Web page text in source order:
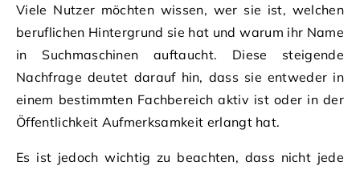
Viele Nutzer möchten wissen, wer sie ist, welchen
beruflichen Hintergrund sie hat und warum ihr Name
in Suchmaschinen auftaucht. Diese steigende
Nachfrage deutet darauf hin, dass sie entweder in
einem bestimmten Fachbereich aktiv ist oder in der
Öffentlichkeit Aufmerksamkeit erlangt hat.
Es ist jedoch wichtig zu beachten, dass nicht jede